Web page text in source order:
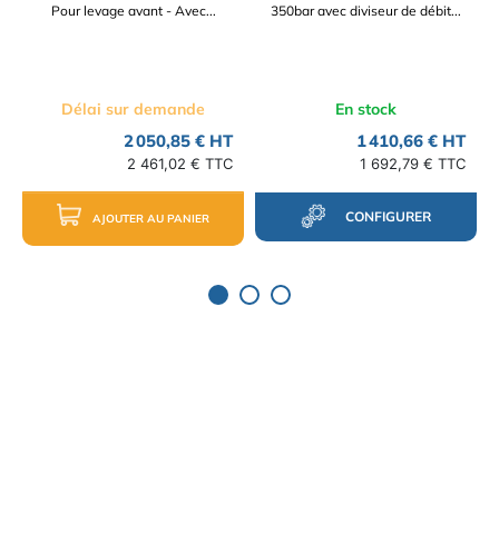
Pour levage avant - Avec...
Délai sur demande
2 050,85 € HT
2 461,02 € TTC
AJOUTER AU PANIER
350bar avec diviseur de débit...
En stock
1 410,66 € HT
1 692,79 € TTC
CONFIGURER